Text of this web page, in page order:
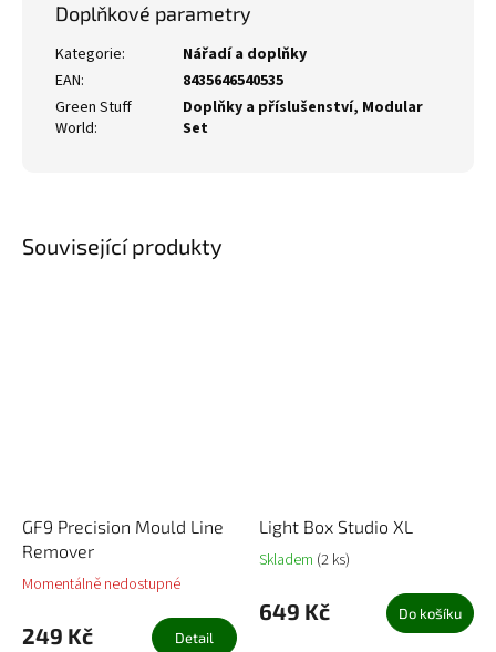
Související produkty
GF9 Precision Mould Line
Remover
Momentálně nedostupné
249 Kč Detail
Light Box Studio XL
Skladem (2 ks)
649 Kč Do košíku
Doplňkové parametry
Kategorie:
Nářadí a doplňky
EAN:
8435646540535
Green Stuff
World:
Doplňky a příslušenství, Modular
Set